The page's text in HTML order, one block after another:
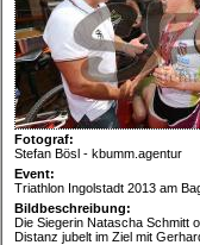
Fotograf:
Stefan Bösl - kbumm.agentur
Event:
Triathlon Ingolstadt 2013 am
Bildbeschreibung:
Die Siegerin Natascha Schmitt
Distanz jubelt im Ziel mit